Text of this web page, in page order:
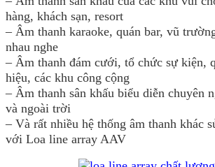
hàng, khách sạn, resort
– Âm thanh karaoke, quán bar, vũ
nhau nghe
– Âm thanh đám cưới, tổ chức sự kiện,
hiệu, các khu công cộng
– Âm thanh sân khấu biểu diễn chuyên
và ngoài trời
– Và rất nhiều hệ thống âm thanh khác
với Loa line array AAV